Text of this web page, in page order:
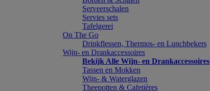
Serveerschalen
Servies sets
Tafelgerei
On The Go
Drinkflessen, Thermos- en Lunchbekers
Wijn- en Drankaccessoires
Bekijk Alle Wijn- en Drankaccessoires
Tassen en Mokken
Wijn- & Waterglazen
Theepotten & Cafetières